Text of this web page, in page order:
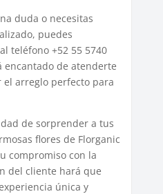
duda o necesitas
puedes
teléfono +52 55 5740
encantado de atenderte
arreglo perfecto para
de sorprender a tus
flores de Florganic
compromiso con la
del cliente hará que
única y